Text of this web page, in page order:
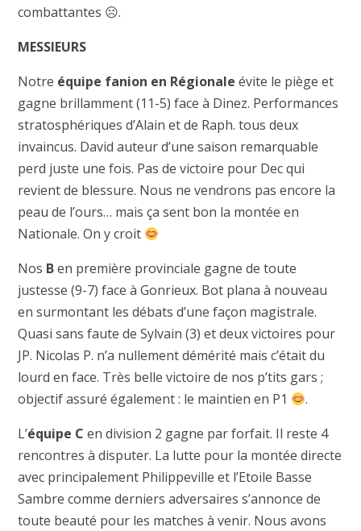
combattantes ☹.
MESSIEURS
Notre équipe fanion en Régionale évite le piège et
gagne brillamment (11-5) face à Dinez. Performances
stratosphériques d’Alain et de Raph. tous deux
invaincus. David auteur d’une saison remarquable
perd juste une fois. Pas de victoire pour Dec qui
revient de blessure. Nous ne vendrons pas encore la
peau de l’ours… mais ça sent bon la montée en
Nationale. On y croit
Nos Ben première provinciale gagne de toute
justesse (9-7) face à Gonrieux. Bot plana à nouveau
en surmontant les débats d’une façon magistrale.
Quasi sans faute de Sylvain (3) et deux victoires pour
JP. Nicolas P. n’a nullement démérité mais c’était du
lourd en face. Très belle victoire de nos p’tits gars ;
objectif assuré également : le maintien en P1
.
L’équipe C en division 2 gagne par forfait. Il reste 4
rencontres à disputer. La lutte pour la montée directe
avec principalement Philippeville et l’Etoile Basse
Sambre comme derniers adversaires s’annonce de
toute beauté pour les matches à venir. Nous avons